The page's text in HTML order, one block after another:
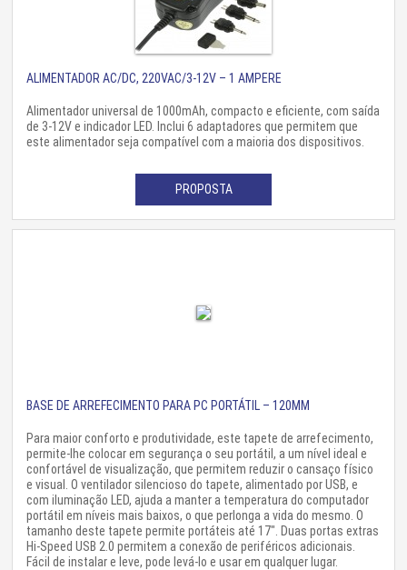
ALIMENTADOR AC/DC, 220VAC/3-12V – 1 AMPERE
Alimentador universal de 1000mAh, compacto e eficiente, com saída
de 3-12V e indicador LED. Inclui 6 adaptadores que permitem que
este alimentador seja compatível com a maioria dos dispositivos.
PROPOSTA
BASE DE ARREFECIMENTO PARA PC PORTÁTIL – 120MM
Para maior conforto e produtividade, este tapete de arrefecimento,
permite-lhe colocar em segurança o seu portátil, a um nível ideal e
confortável de visualização, que permitem reduzir o cansaço físico
e visual. O ventilador silencioso do tapete, alimentado por USB, e
com iluminação LED, ajuda a manter a temperatura do computador
portátil em níveis mais baixos, o que perlonga a vida do mesmo. O
tamanho deste tapete permite portáteis até 17". Duas portas extras
Hi-Speed USB 2.0 permitem a conexão de periféricos adicionais.
Fácil de instalar e leve, pode levá-lo e usar em qualquer lugar.